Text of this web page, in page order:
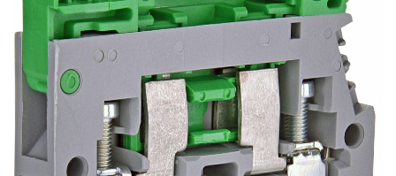
Busbar si pieptene sigurante
AFDD - Sigurante & dispozitive de
detectare
Protectii diferentiale
Protectii diferentiale RCCB
Diferential RCCB tip A
Diferential RCCB tip AC